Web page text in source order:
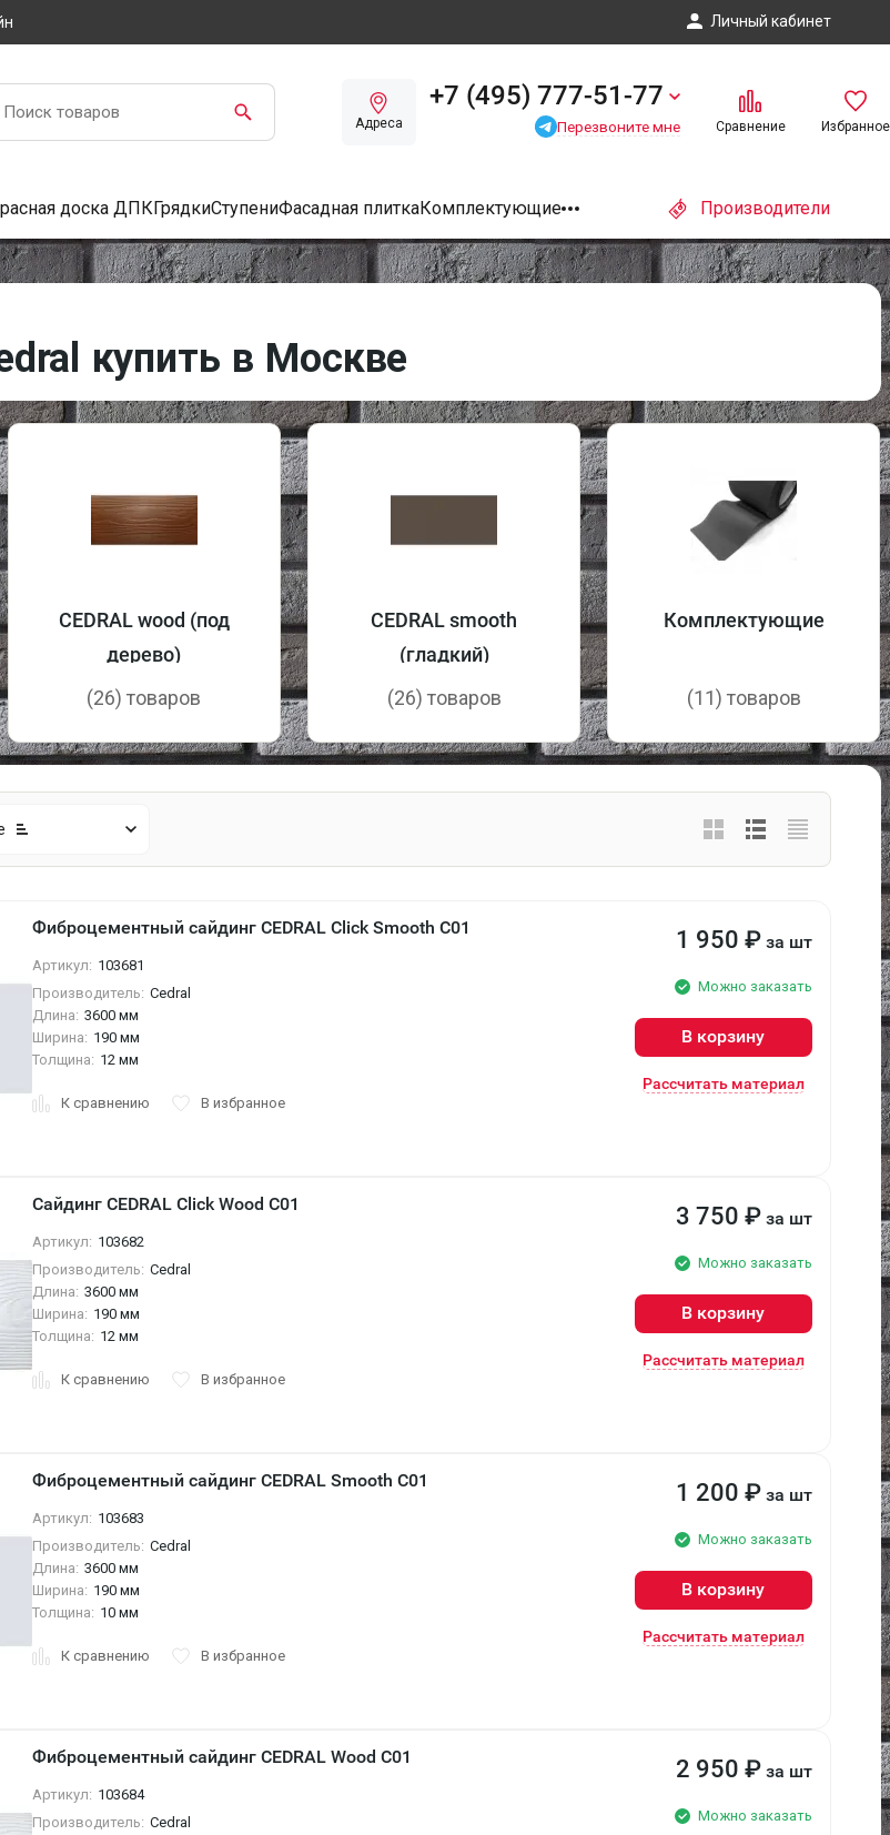
Личный кабинет
Адреса
+7 (495) 777-51-77
Перезвоните мне Сравнение Избранное
доска ДПКГрядкиСтупениФасадная плиткаКомплектующие Производители
купить в Москве
CEDRAL wood (под
дерево)
(26) товаров
CEDRAL smooth
(гладкий)
(26) товаров
Комплектующие
(11) товаров
Фиброцементный сайдинг CEDRAL Click Smooth С01
Артикул: 103681
Производитель: Cedral
Длина: 3600 мм
Ширина: 190 мм
Толщина: 12 мм
К сравнению В избранное
1 950 ₽ за шт
Можно заказать
В корзину
Рассчитать материал
Сайдинг CEDRAL Click Wood C01
Артикул: 103682
Производитель: Cedral
Длина: 3600 мм
Ширина: 190 мм
Толщина: 12 мм
К сравнению В избранное
3 750 ₽ за шт
Можно заказать
В корзину
Рассчитать материал
Фиброцементный сайдинг CEDRAL Smooth C01
Артикул: 103683
Производитель: Cedral
Длина: 3600 мм
Ширина: 190 мм
Толщина: 10 мм
К сравнению В избранное
1 200 ₽ за шт
Можно заказать
В корзину
Рассчитать материал
Фиброцементный сайдинг CEDRAL Wood С01
Артикул: 103684
Производитель: Cedral
2 950 ₽ за шт
Можно заказать